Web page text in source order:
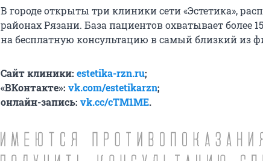
В городе открыты три клиники сети «Эстетика»,
районах Рязани. База пациентов охватывает более
на бесплатную консультацию в самый близкий из
Сайт клиники: estetika-rzn.ru;
«ВКонтакте»: vk.com/estetikarzn;
онлайн-запись: vk.cc/cTM1ME.